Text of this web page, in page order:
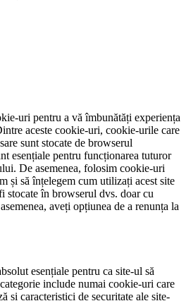
uri pentru a vă îmbunătăți experiența
aceste cookie-uri, cookie-urile care
sunt stocate de browserul
esențiale pentru funcționarea tuturor
De asemenea, folosim cookie-uri
și să înțelegem cum utilizați acest site
stocate în browserul dvs. doar cu
aveți opțiunea de a renunța la
esențiale pentru ca site-ul să
include numai cookie-uri care
și caracteristici de securitate ale site-